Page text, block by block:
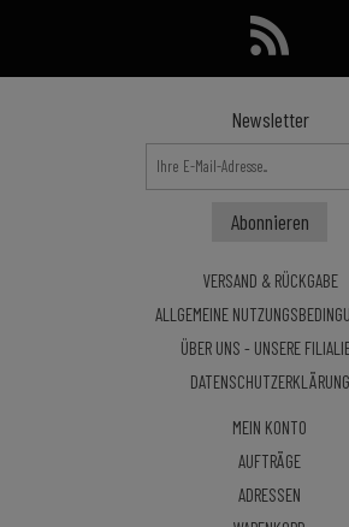
Newsletter
VERSAND & RÜCKGABE
ALLGEMEINE
ÜBER UNS - UNSERE
DATENSCHUTZERKLÄRUNG
MEIN KONTO
AUFTRÄGE
ADRESSEN